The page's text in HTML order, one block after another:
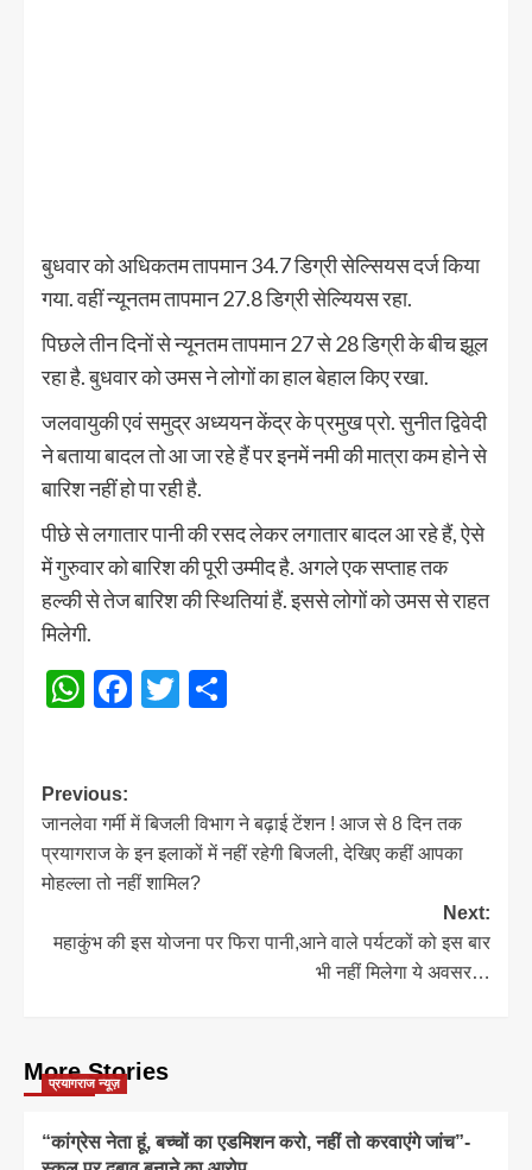
बुधवार को अधिकतम तापमान 34.7 डिग्री सेल्सियस दर्ज किया
गया. वहीं न्यूनतम तापमान 27.8 डिग्री सेल्यियस रहा.
पिछले तीन दिनों से न्यूनतम तापमान 27 से 28 डिग्री के बीच झूल
रहा है. बुधवार को उमस ने लोगों का हाल बेहाल किए रखा.
जलवायुकी एवं समुद्र अध्ययन केंद्र के प्रमुख प्रो. सुनीत द्विवेदी
ने बताया बादल तो आ जा रहे हैं पर इनमें नमी की मात्रा कम होने से
बारिश नहीं हो पा रही है.
पीछे से लगातार पानी की रसद लेकर लगातार बादल आ रहे हैं, ऐसे
में गुरुवार को बारिश की पूरी उम्मीद है. अगले एक सप्ताह तक
हल्की से तेज बारिश की स्थितियां हैं. इससे लोगों को उमस से राहत
मिलेगी.
WhatsApp
Facebook
Twitter
Post
navigation
Previous:
जानलेवा गर्मी में बिजली विभाग ने बढ़ाई टेंशन ! आज से 8 दिन तक
प्रयागराज के इन इलाकों में नहीं रहेगी बिजली, देखिए कहीं आपका
मोहल्ला तो नहीं शामिल?
Next:
महाकुंभ की इस योजना पर फिरा पानी,आने वाले पर्यटकों को इस बार
भी नहीं मिलेगा ये अवसर…
More Stories
प्रयागराज न्यूज़
“कांग्रेस नेता हूं, बच्चों का एडमिशन करो, नहीं तो करवाएंगे जांच”-